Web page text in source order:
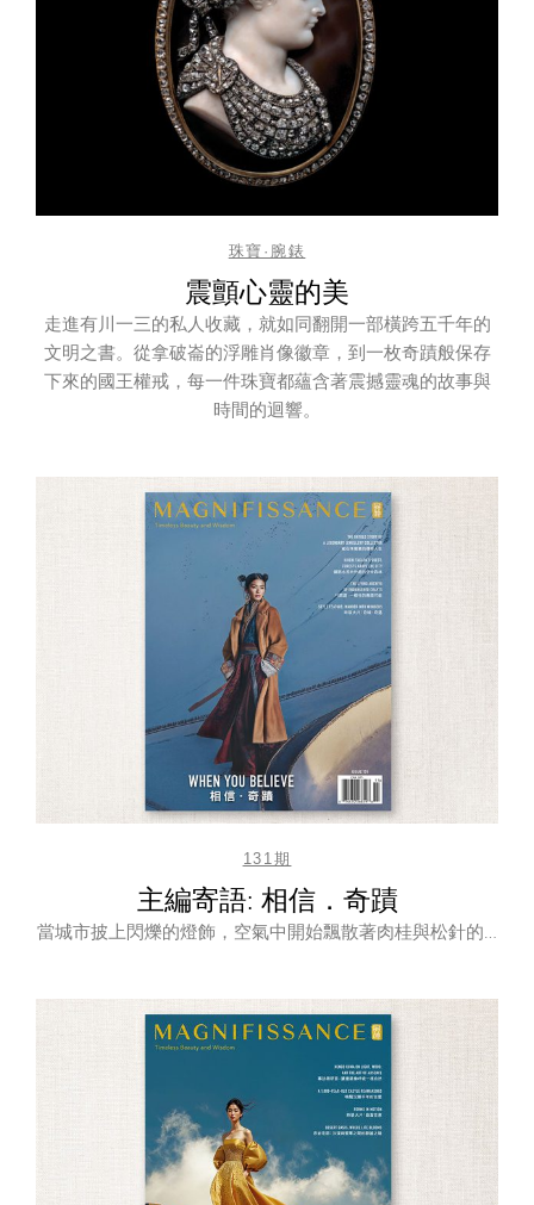
珠寶·腕錶
震顫心靈的美
走進有川一三的私人收藏，就如同翻開一部橫跨五千年的
文明之書。從拿破崙的浮雕肖像徽章，到一枚奇蹟般保存
下來的國王權戒，每一件珠寶都蘊含著震撼靈魂的故事與
時間的迴響。
131期
主編寄語: 相信．奇蹟
當城市披上閃爍的燈飾，空氣中開始飄散著肉桂與松針的…